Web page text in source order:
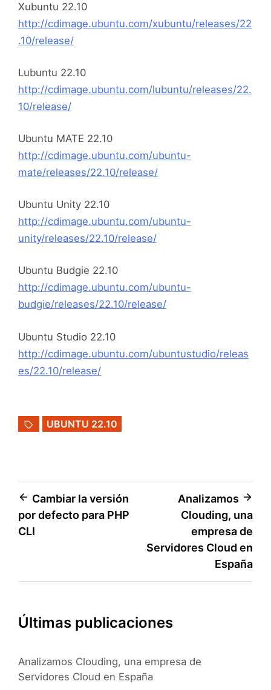
Xubuntu 22.10
http://cdimage.ubuntu.com/xubuntu/releases/22
.10/release/
Lubuntu 22.10
http://cdimage.ubuntu.com/lubuntu/releases/22.
10/release/
Ubuntu MATE 22.10
http://cdimage.ubuntu.com/ubuntu-
mate/releases/22.10/release/
Ubuntu Unity 22.10
http://cdimage.ubuntu.com/ubuntu-
unity/releases/22.10/release/
Ubuntu Budgie 22.10
http://cdimage.ubuntu.com/ubuntu-
budgie/releases/22.10/release/
Ubuntu Studio 22.10
http://cdimage.ubuntu.com/ubuntustudio/releas
es/22.10/release/
UBUNTU 22.10
Navegación
de
Cambiar la versión
por defecto para PHP
CLI
Analizamos
Clouding, una
empresa de
Servidores Cloud en
España
Últimas publicaciones
Analizamos Clouding, una empresa de
Servidores Cloud en España